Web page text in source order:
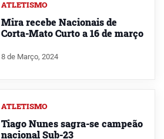
ATLETISMO
Mira recebe Nacionais de
Corta-Mato Curto a 16 de março
8 de Março, 2024
ATLETISMO
Tiago Nunes sagra-se campeão
nacional Sub-23